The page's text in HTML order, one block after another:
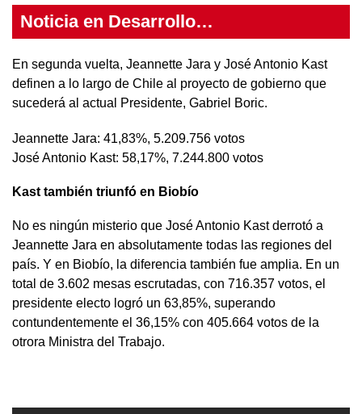
Noticia en Desarrollo…
En segunda vuelta, Jeannette Jara y José Antonio Kast
definen a lo largo de Chile al proyecto de gobierno que
sucederá al actual Presidente, Gabriel Boric.
Jeannette Jara: 41,83%, 5.209.756 votos
José Antonio Kast: 58,17%, 7.244.800 votos
Kast también triunfó en Biobío
No es ningún misterio que José Antonio Kast derrotó a
Jeannette Jara en absolutamente todas las regiones del
país. Y en Biobío, la diferencia también fue amplia. En un
total de 3.602 mesas escrutadas, con 716.357 votos, el
presidente electo logró un 63,85%, superando
contundentemente el 36,15% con 405.664 votos de la
otrora Ministra del Trabajo.